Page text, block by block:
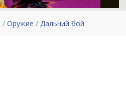
Оружие Дальний бой